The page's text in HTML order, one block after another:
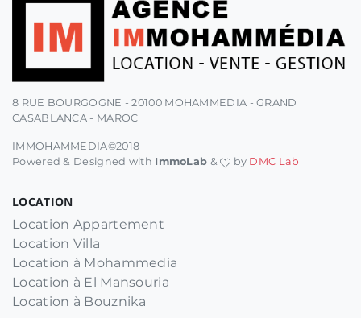
8 RUE BOURGOGNE - 20100 MOHAMMEDIA - GRAND
CASABLANCA - MAROC
IMMOHAMMEDIA©2018
Powered & Designed with ImmoLab & by DMC Lab
LOCATION
Location Appartement
Location Villa
Location à Mohammedia
Location à El Mansouria
Location à Bouznika